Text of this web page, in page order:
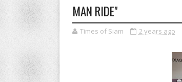
MAN RIDE"
Times of Siam 2 years ago